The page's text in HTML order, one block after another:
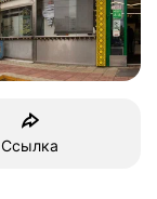
Ссылка